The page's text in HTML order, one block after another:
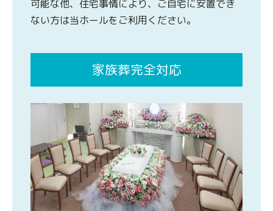
可能な他、住宅事情により、ご自宅に安置でき
ない方は当ホールをご利用ください。
家族葬完全対応